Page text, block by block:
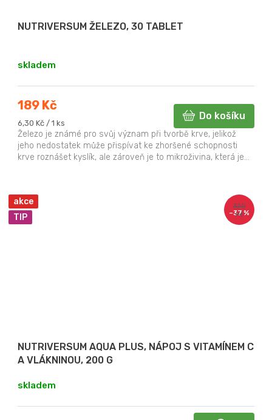
NUTRIVERSUM ŽELEZO, 30 TABLET
skladem
189 Kč
Měrná
cena:
6,30 Kč / 1 ks
Do košíku
Železo je známé pro svůj význam při tvorbě krve, jelikož
jeho nedostatek může přispívat ke zhoršené schopnosti
krve roznášet kyslík, ale zároveň je to mikroživina, která je...
akce
TIP
320
Kč
–37 %
NUTRIVERSUM AQUA PLUS, NÁPOJ S VITAMÍNEM C
A VLÁKNINOU, 200 G
skladem